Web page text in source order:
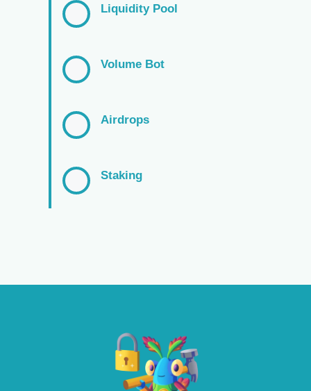
Liquidity Pool
Volume Bot
Airdrops
Staking